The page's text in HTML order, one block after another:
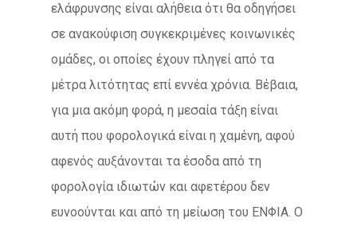
ελάφρυνσης είναι αλήθεια ότι θα οδηγήσει
σε ανακούφιση συγκεκριμένες κοινωνικές
ομάδες, οι οποίες έχουν πληγεί από τα
μέτρα λιτότητας επί εννέα χρόνια. Βέβαια,
για μια ακόμη φορά, η μεσαία τάξη είναι
αυτή που φορολογικά είναι η χαμένη, αφού
αφενός αυξάνονται τα έσοδα από τη
φορολογία ιδιωτών και αφετέρου δεν
ευνοούνται και από τη μείωση του ΕΝΦΙΑ. Ο